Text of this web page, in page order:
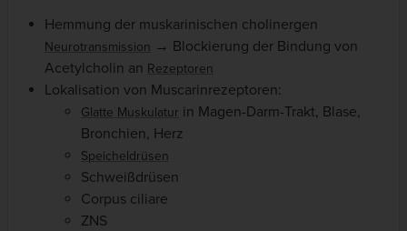
Hemmung der muskarinischen cholinergen
Neurotransmission → Blockierung der Bindung von
Acetylcholin an Rezeptoren
Lokalisation von Muscarinrezeptoren:
Glatte Muskulatur in Magen-Darm-Trakt, Blase,
Bronchien, Herz
Speicheldrüsen
Schweißdrüsen
Corpus ciliare
ZNS